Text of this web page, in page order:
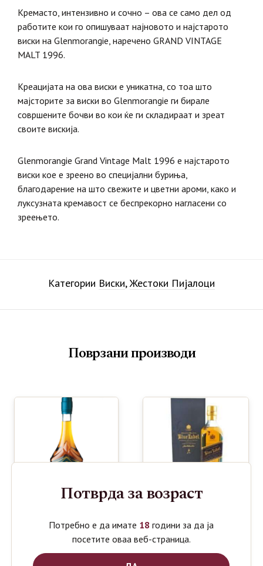
Кремасто, интензивно и сочно – ова се само дел од
работите кои го опишуваат најновото и најстарото
виски на Glenmorangie, наречено GRAND VINTAGE
MALT 1996.
Креацијата на ова виски е уникатна, со тоа што
мајсторите за виски во Glenmorangie ги бирале
совршените бочви во кои ќе ги складираат и зреат
своите вискија.
Glenmorangie Grand Vintage Malt 1996 е најстарото
виски кое е зреено во специјални буриња,
благодарение на што свежите и цветни ароми, како и
луксузната кремавост се беспрекорно нагласени со
зреењето.
Категории Виски,Жестоки Пијалоци
Поврзани производи
TRIFUN
740
JOHNNIE 16790 ден
Потврда за возраст
Потребно е да имате 18 години за да ја
посетите оваа веб-страница.